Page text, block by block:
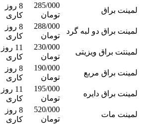
لمینت براق
285/000
تومان
8 روز
کاری
لمینت براق دو لبه گرد
288/000
تومان
8 روز
کاری
لمینتت براق ویزیتی
230/000
تومان
11 روز
کاری
لمینت براق مربع
190/000
تومان
8 روز
کاری
لمینت براق دایره
195/000
تومان
11 روز
کاری
لمینت مات
520/000
تومان
8 روز
کاری